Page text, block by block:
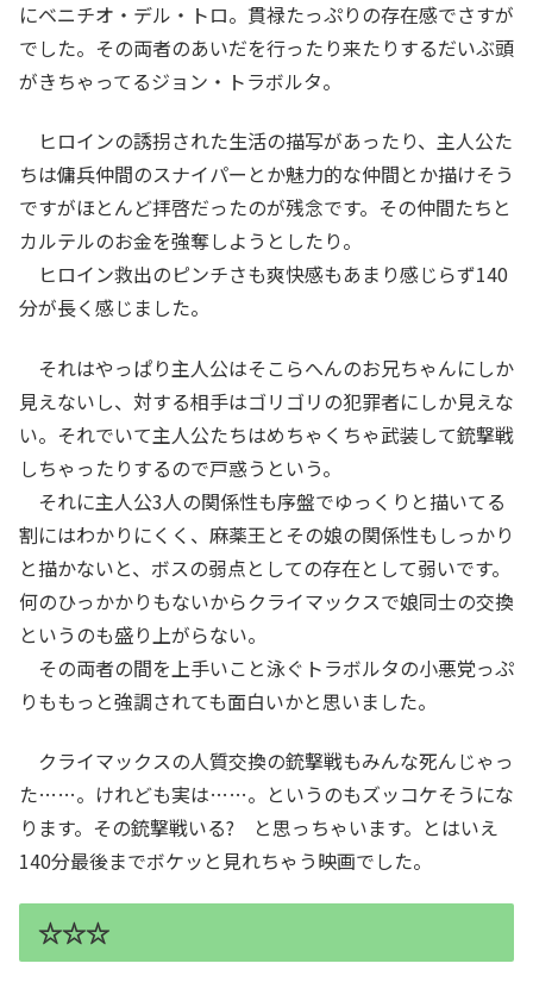
にベニチオ・デル・トロ。貫禄たっぷりの存在感でさすが
でした。その両者のあいだを行ったり来たりするだいぶ頭
がきちゃってるジョン・トラボルタ。
ヒロインの誘拐された生活の描写があったり、主人公た
ちは傭兵仲間のスナイパーとか魅力的な仲間とか描けそう
ですがほとんど拝啓だったのが残念です。その仲間たちと
カルテルのお金を強奪しようとしたり。
ヒロイン救出のピンチさも爽快感もあまり感じらず140
分が長く感じました。
それはやっぱり主人公はそこらへんのお兄ちゃんにしか
見えないし、対する相手はゴリゴリの犯罪者にしか見えな
い。それでいて主人公たちはめちゃくちゃ武装して銃撃戦
しちゃったりするので戸惑うという。
それに主人公3人の関係性も序盤でゆっくりと描いてる
割にはわかりにくく、麻薬王とその娘の関係性もしっかり
と描かないと、ボスの弱点としての存在として弱いです。
何のひっかかりもないからクライマックスで娘同士の交換
というのも盛り上がらない。
その両者の間を上手いこと泳ぐトラボルタの小悪党っぷ
りももっと強調されても面白いかと思いました。
クライマックスの人質交換の銃撃戦もみんな死んじゃっ
た……。けれども実は……。というのもズッコケそうにな
ります。その銃撃戦いる? と思っちゃいます。とはいえ
140分最後までボケッと見れちゃう映画でした。
☆☆☆